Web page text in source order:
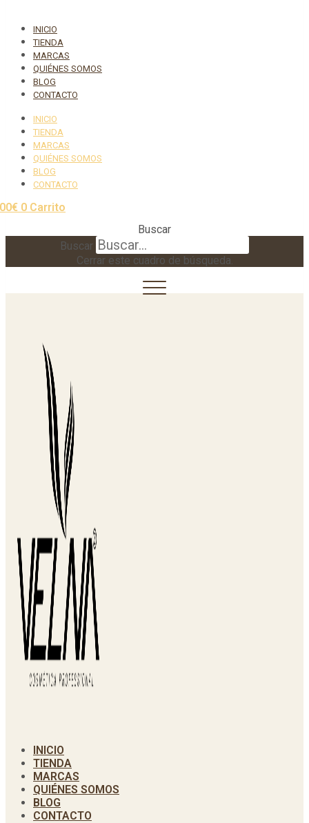
INICIO
TIENDA
MARCAS
QUIÉNES SOMOS
BLOG
CONTACTO
INICIO
TIENDA
MARCAS
QUIÉNES SOMOS
BLOG
CONTACTO
€ 0 Carrito
Buscar
Buscar
Cerrar este cuadro de búsqueda.
INICIO
TIENDA
MARCAS
QUIÉNES SOMOS
BLOG
CONTACTO